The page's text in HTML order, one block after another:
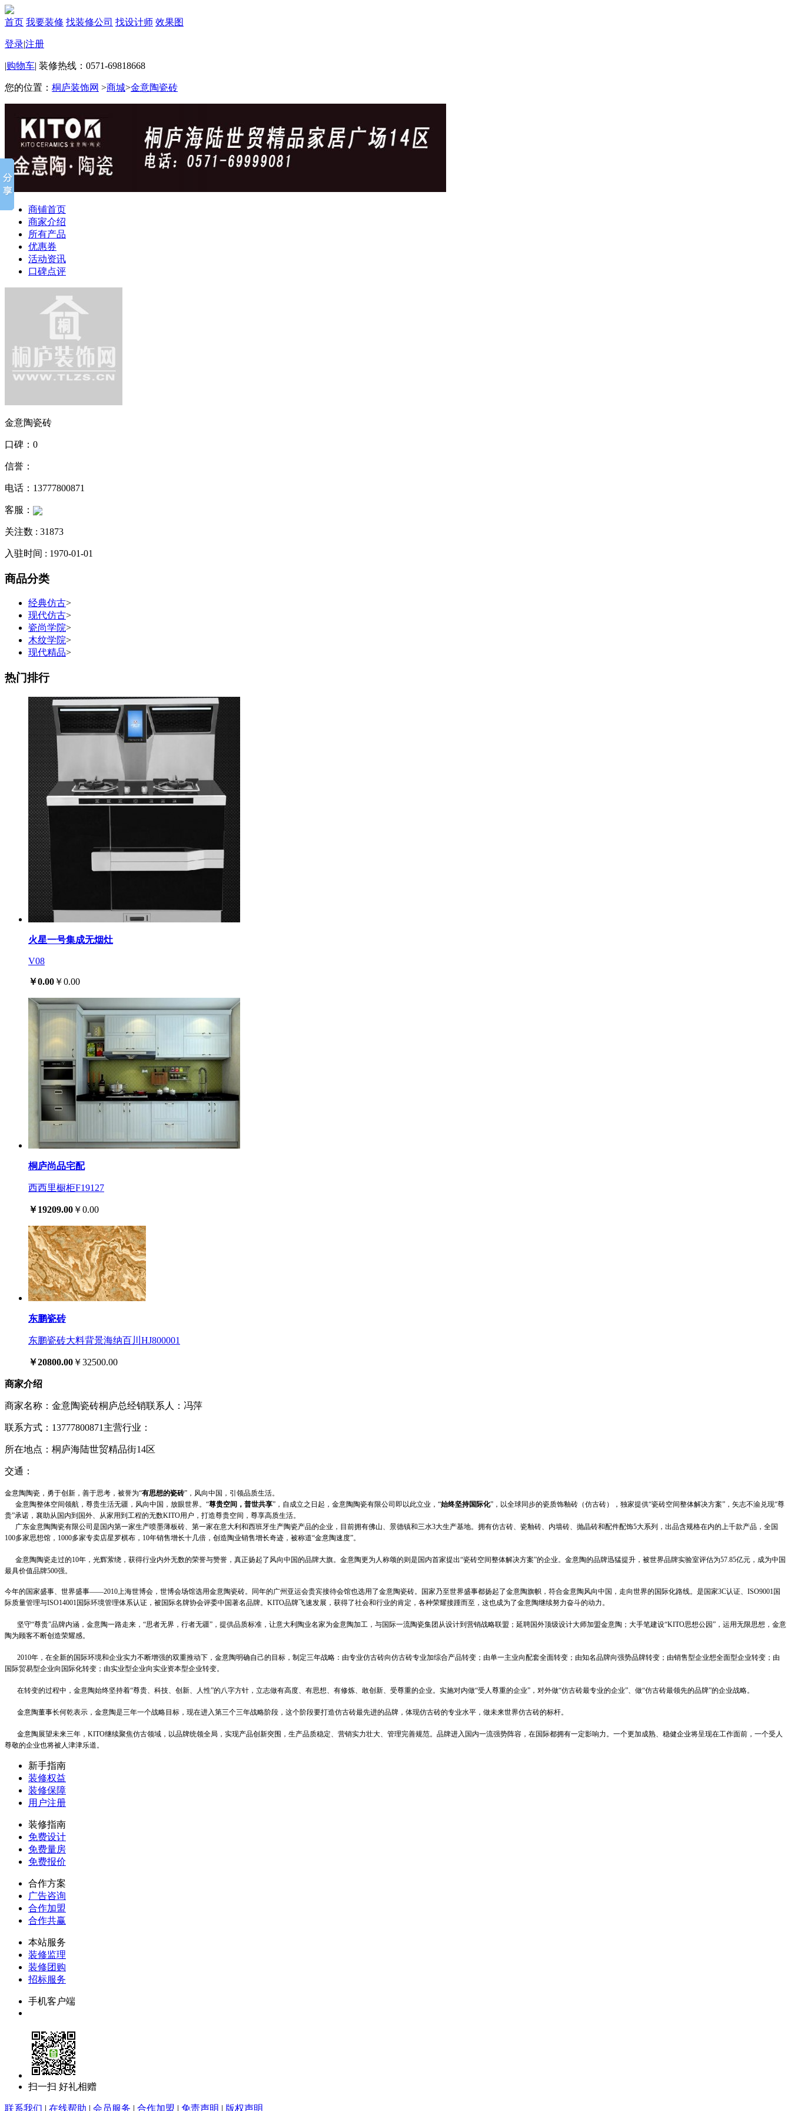
首页 我要装修 找装修公司 找设计师 效果图
登录|注册
|购物车| 装修热线：0571-69818668
您的位置： 桐庐装饰网 >商城>金意陶瓷砖
商铺首页
商家介绍
所有产品
优惠券
活动资讯
口碑点评
金意陶瓷砖
口碑：0
信誉：
电话：13777800871
客服：
关注数 : 31873
入驻时间 : 1970-01-01
商品分类
经典仿古>
现代仿古>
瓷尚学院>
木纹学院>
现代精品>
热门排行
火星一号集成无烟灶
V08
￥0.00 ￥0.00
桐庐尚品宅配
西西里橱柜F19127
￥19209.00 ￥0.00
东鹏瓷砖
东鹏瓷砖大料背景海纳百川HJ800001
￥20800.00 ￥32500.00
商家介绍
商家名称：金意陶瓷砖桐庐总经销联系人：冯萍
联系方式：13777800871 主营行业：
所在地点：桐庐海陆世贸精品街14区
交通：
金意陶陶瓷，勇于创新，善于思考，被誉为“有思想的瓷砖”，风向中国，引领品质生活。
金意陶整体空间领航，尊贵生活无疆，风向中国，放眼世界。“尊贵空间，普世共享”，自成立之日起，金意陶陶瓷有限公司即以此立业，“始终坚持国际化”，以全球同步的瓷质饰釉砖（仿古砖），独家提供“瓷砖空间整体解决方案”，矢志不渝兑现“尊
贵”承诺，襄助从国内到国外、从家用到工程的无数KITO用户，打造尊贵空间，尊享高质生活。
广东金意陶陶瓷有限公司是国内第一家生产喷墨薄板砖、第一家在意大利和西班牙生产陶瓷产品的企业，目前拥有佛山、景德镇和三水3大生产基地。拥有仿古砖、瓷釉砖、内墙砖、抛晶砖和配件配饰5大系列，出品含规格在内的上千款产品，全国
100多家思想馆，1000多家专卖店星罗棋布，10年销售增长十几倍，创造陶业销售增长奇迹，被称道“金意陶速度”。
金意陶陶瓷走过的10年，光辉萦绕，获得行业内外无数的荣誉与赞誉，真正扬起了风向中国的品牌大旗。金意陶更为人称颂的则是国内首家提出“瓷砖空间整体解决方案”的企业。金意陶的品牌迅猛提升，被世界品牌实验室评估为57.85亿元，成为中国
最具价值品牌500强。
今年的国家盛事、世界盛事——2010上海世博会，世博会场馆选用金意陶瓷砖。同年的广州亚运会贵宾接待会馆也选用了金意陶瓷砖。国家乃至世界盛事都扬起了金意陶旗帜，符合金意陶风向中国，走向世界的国际化路线。是国家3C认证、ISO9001国
际质量管理与ISO14001国际环境管理体系认证，被国际名牌协会评委中国著名品牌。KITO品牌飞速发展，获得了社会和行业的肯定，各种荣耀接踵而至，这也成为了金意陶继续努力奋斗的动力。
坚守“尊贵”品牌内涵，金意陶一路走来，“思者无界，行者无疆”，提供品质标准，让意大利陶业名家为金意陶加工，与国际一流陶瓷集团从设计到营销战略联盟；延聘国外顶级设计大师加盟金意陶；大手笔建设“KITO思想公园”，运用无限思想，金意
陶为顾客不断创造荣耀感。
2010年，在全新的国际环境和企业实力不断增强的双重推动下，金意陶明确自己的目标，制定三年战略：由专业仿古砖向仿古砖专业加综合产品转变；由单一主业向配套全面转变；由知名品牌向强势品牌转变；由销售型企业想全面型企业转变；由
国际贸易型企业向国际化转变；由实业型企业向实业资本型企业转变。
在转变的过程中，金意陶始终坚持着“尊贵、科技、创新、人性”的八字方针，立志做有高度、有思想、有修炼、敢创新、受尊重的企业。实施对内做“受人尊重的企业”，对外做“仿古砖最专业的企业”、做“仿古砖最领先的品牌”的企业战略。
金意陶董事长何乾表示，金意陶是三年一个战略目标，现在进入第三个三年战略阶段，这个阶段要打造仿古砖最先进的品牌，体现仿古砖的专业水平，做未来世界仿古砖的标杆。
金意陶展望未来三年，KITO继续聚焦仿古领域，以品牌统领全局，实现产品创新突围，生产品质稳定、营销实力壮大、管理完善规范。品牌进入国内一流强势阵容，在国际都拥有一定影响力。一个更加成熟、稳健企业将呈现在工作面前，一个受人
尊敬的企业也将被人津津乐道。
新手指南
装修权益
装修保障
用户注册
装修指南
免费设计
免费量房
免费报价
合作方案
广告咨询
合作加盟
合作共赢
本站服务
装修监理
装修团购
招标服务
手机客户端
扫一扫 好礼相赠
联系我们 | 在线帮助 | 会员服务 | 合作加盟 | 免责声明 | 版权声明